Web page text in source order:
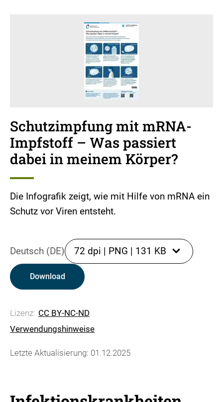
Schutzimpfung mit mRNA-
Impfstoff – Was passiert
dabei in meinem Körper?
Die Infografik zeigt, wie mit Hilfe von mRNA ein
Schutz vor Viren entsteht.
Deutsch (DE) 72 dpi | PNG | 131 KB
Download
Lizenz: CC BY-NC-ND
Verwendungshinweise
Letzte Aktualisierung: 01.12.2025